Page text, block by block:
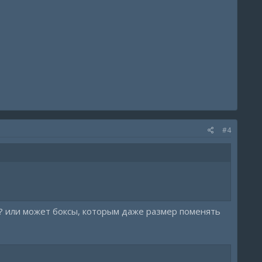
#4
или может боксы, которым даже размер поменять